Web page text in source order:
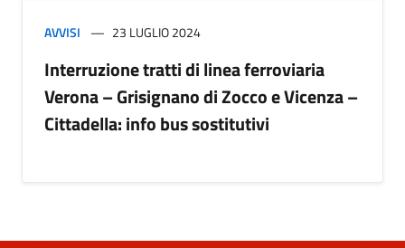
AVVISI 23 LUGLIO 2024
Interruzione tratti di linea ferroviaria
Verona – Grisignano di Zocco e Vicenza –
Cittadella: info bus sostitutivi